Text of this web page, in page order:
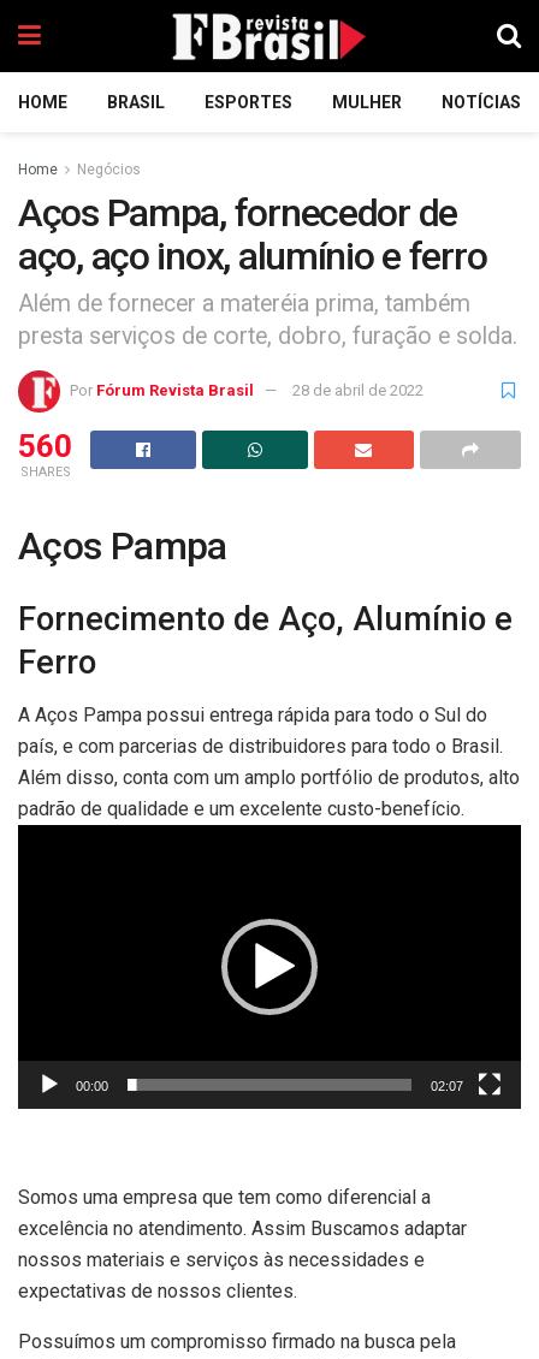
HOME BRASIL ESPORTES MULHER NOTÍCIAS
Home Negócios
Aços Pampa, fornecedor de
aço, aço inox, alumínio e ferro
Além de fornecer a materéia prima, também
presta serviços de corte, dobro, furação e solda.
Por Fórum Revista Brasil 28 de abril de 2022
560
SHARES
Aços Pampa
Fornecimento de Aço, Alumínio e
Ferro
A Aços Pampa possui entrega rápida para todo o Sul do
país, e com parcerias de distribuidores para todo o Brasil.
Além disso, conta com um amplo portfólio de produtos, alto
padrão de qualidade e um excelente custo-benefício.
00:00 02:07
Somos uma empresa que tem como diferencial a
excelência no atendimento. Assim Buscamos adaptar
nossos materiais e serviços às necessidades e
expectativas de nossos clientes.
Possuímos um compromisso firmado na busca pela